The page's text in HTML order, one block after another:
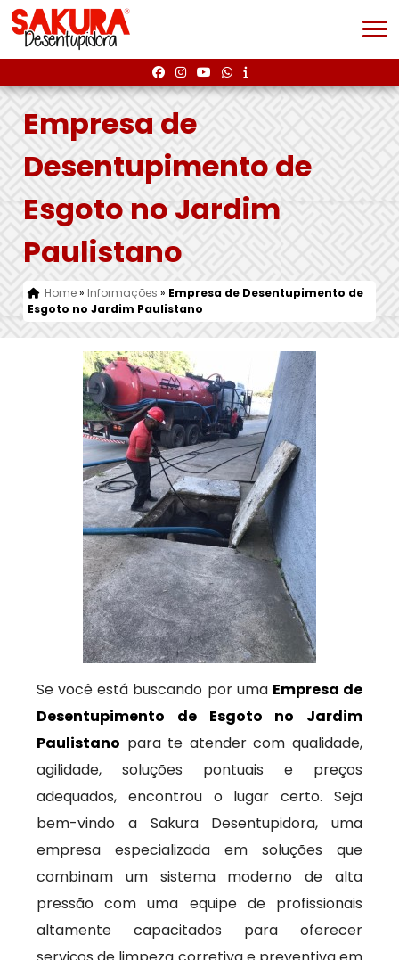
Empresa de
Desentupimento de
Esgoto no Jardim
Paulistano
Home» Informações » Empresa de Desentupimento de
Esgoto no Jardim Paulistano
Se você está buscando por uma Empresa de
Desentupimento de Esgoto no Jardim
Paulistano para te atender com qualidade,
agilidade, soluções pontuais e preços
adequados, encontrou o lugar certo. Seja
bem-vindo a Sakura Desentupidora, uma
empresa especializada em soluções que
combinam um sistema moderno de alta
pressão com uma equipe de profissionais
altamente capacitados para oferecer